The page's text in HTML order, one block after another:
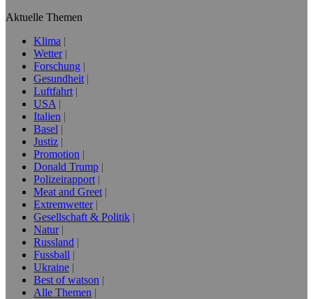
Aktuelle Themen
Klima
Wetter
Forschung
Gesundheit
Luftfahrt
USA
Italien
Basel
Justiz
Promotion
Donald Trump
Polizeirapport
Meat and Greet
Extremwetter
Gesellschaft & Politik
Natur
Russland
Fussball
Ukraine
Best of watson
Alle Themen